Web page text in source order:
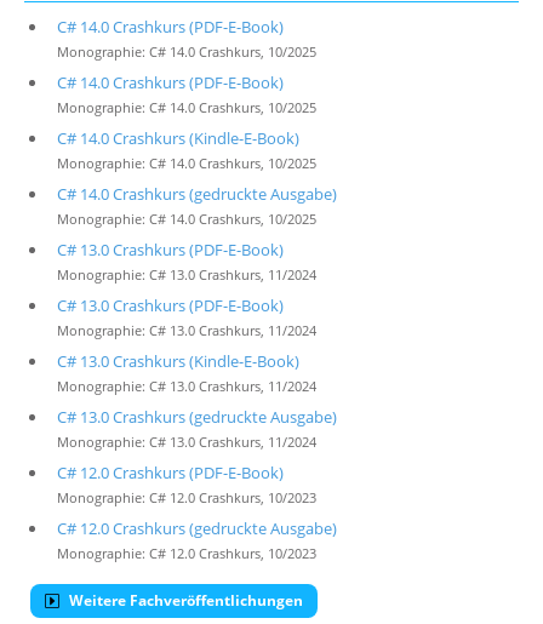
C# 14.0 Crashkurs (PDF-E-Book)
Monographie: C# 14.0 Crashkurs, 10/2025
C# 14.0 Crashkurs (PDF-E-Book)
Monographie: C# 14.0 Crashkurs, 10/2025
C# 14.0 Crashkurs (Kindle-E-Book)
Monographie: C# 14.0 Crashkurs, 10/2025
C# 14.0 Crashkurs (gedruckte Ausgabe)
Monographie: C# 14.0 Crashkurs, 10/2025
C# 13.0 Crashkurs (PDF-E-Book)
Monographie: C# 13.0 Crashkurs, 11/2024
C# 13.0 Crashkurs (PDF-E-Book)
Monographie: C# 13.0 Crashkurs, 11/2024
C# 13.0 Crashkurs (Kindle-E-Book)
Monographie: C# 13.0 Crashkurs, 11/2024
C# 13.0 Crashkurs (gedruckte Ausgabe)
Monographie: C# 13.0 Crashkurs, 11/2024
C# 12.0 Crashkurs (PDF-E-Book)
Monographie: C# 12.0 Crashkurs, 10/2023
C# 12.0 Crashkurs (gedruckte Ausgabe)
Monographie: C# 12.0 Crashkurs, 10/2023
Weitere Fachveröffentlichungen